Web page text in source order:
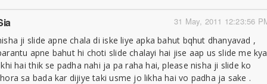
31 May, 2011 12:23:56
ji slide apne chala di iske liye apka bahut bqhut dhanyavad ,
apne bahut hi choti slide chalayi hai jise aap us slide me kya
hai thik se padha nahi ja pa raha hai, please nisha ji slide ko
sa bada kar dijiye taki usme jo likha hai vo padha ja sake .